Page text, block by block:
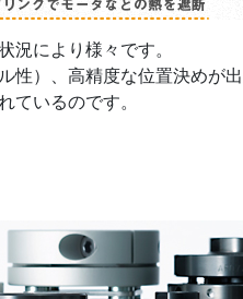
況により様々です。
性）、高精度な位置決めが
ているのです。